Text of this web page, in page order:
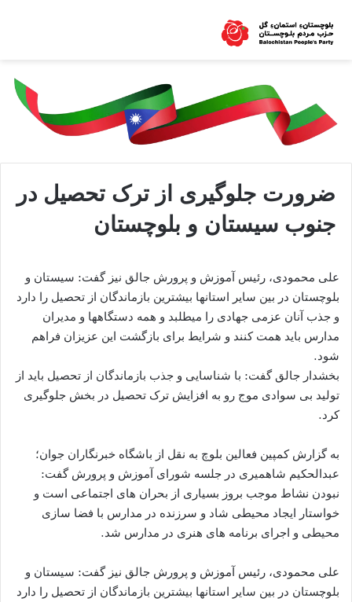
ضرورت جلوگیری از ترک تحصیل در
جنوب سیستان و بلوچستان
علی محمودی، رئیس آموزش و پرورش جالق نیز گفت: سیستان و
بلوچستان در بین سایر استان‎ها بیشترین بازماندگان از تحصیل را دارد
و جذب آنان عزمی جهادی را می‎طلبد و همه دستگاهها و مدیران
مدارس باید همت کنند و شرایط برای بازگشت این عزیزان فراهم
شود.
بخشدار جالق گفت: با شناسایی و جذب بازماندگان از تحصیل باید از
تولید بی سوادی موج رو به افزایش ترک تحصیل در بخش جلوگیری
کرد.
به گزارش کمپین فعالین بلوچ به نقل از باشگاه خبرنگاران جوان؛
عبدالحکیم شاهمیری در جلسه شورای آموزش و پرورش گفت:
نبودن نشاط موجب بروز بسیاری از بحران های اجتماعی است و
خواستار ایجاد محیطی شاد و سرزنده در مدارس با فضا سازی
محیطی و اجرای برنامه های هنری در مدارس شد.
علی محمودی، رئیس آموزش و پرورش جالق نیز گفت: سیستان و
بلوچستان در بین سایر استان‎ها بیشترین بازماندگان از تحصیل را دارد